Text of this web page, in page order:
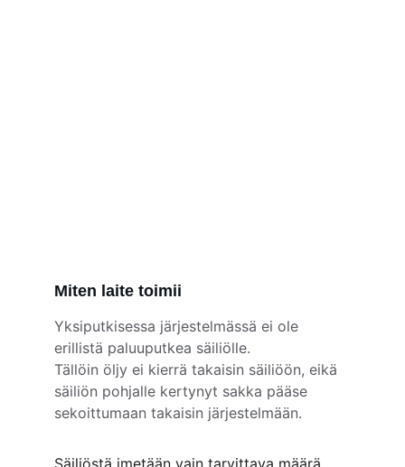
Miten laite toimii
Yksiputkisessa järjestelmässä ei ole
erillistä paluuputkea säiliölle.
Tällöin öljy ei kierrä takaisin säiliöön, eikä
säiliön pohjalle kertynyt sakka pääse
sekoittumaan takaisin järjestelmään.
Säiliöstä imetään vain tarvittava määrä